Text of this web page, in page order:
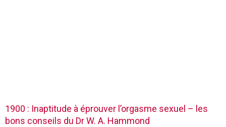
1900 : Inaptitude à éprouver l’orgasme sexuel – les
bons conseils du Dr W. A. Hammond